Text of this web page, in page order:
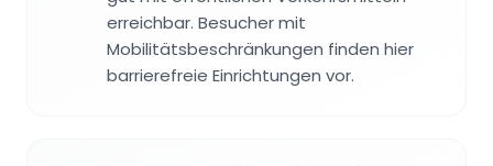
erreichbar. Besucher mit
Mobilitätsbeschränkungen finden hier
barrierefreie Einrichtungen vor.